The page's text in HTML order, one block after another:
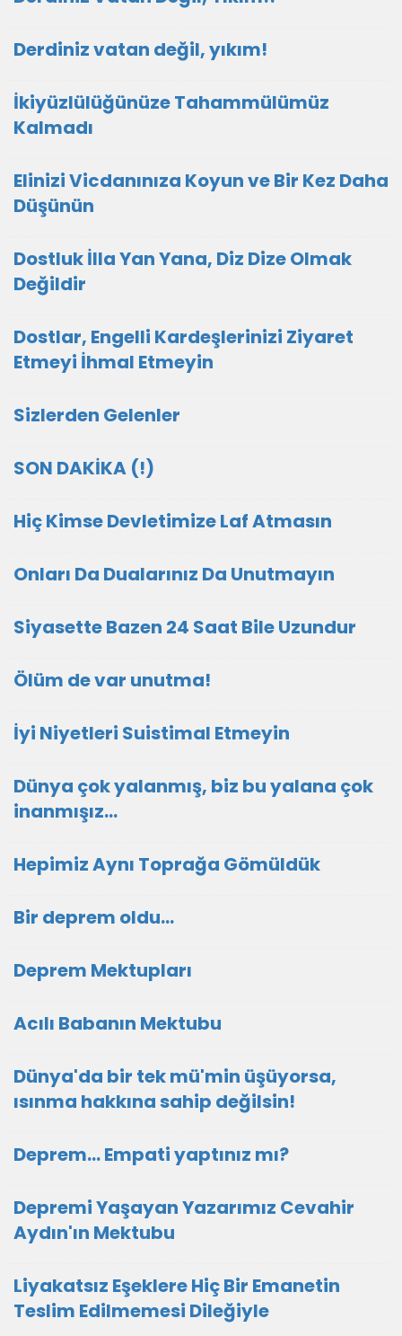
Derdiniz vatan değil, yıkım!
İkiyüzlülüğünüze Tahammülümüz
Kalmadı
Elinizi Vicdanınıza Koyun ve Bir Kez Daha
Düşünün
Dostluk İlla Yan Yana, Diz Dize Olmak
Değildir
Dostlar, Engelli Kardeşlerinizi Ziyaret
Etmeyi İhmal Etmeyin
Sizlerden Gelenler
SON DAKİKA (!)
Hiç Kimse Devletimize Laf Atmasın
Onları Da Dualarınız Da Unutmayın
Siyasette Bazen 24 Saat Bile Uzundur
Ölüm de var unutma!
İyi Niyetleri Suistimal Etmeyin
Dünya çok yalanmış, biz bu yalana çok
inanmışız...
Hepimiz Aynı Toprağa Gömüldük
Bir deprem oldu...
Deprem Mektupları
Acılı Babanın Mektubu
Dünya'da bir tek mü'min üşüyorsa,
ısınma hakkına sahip değilsin!
Deprem... Empati yaptınız mı?
Depremi Yaşayan Yazarımız Cevahir
Aydın'ın Mektubu
Liyakatsız Eşeklere Hiç Bir Emanetin
Teslim Edilmemesi Dileğiyle